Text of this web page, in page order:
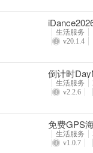
生活服务
v20.1.4
倒计时
生活服务
v2.2.6
免费GPS
生活服务
v1.0.7